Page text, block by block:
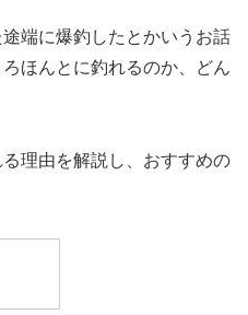
端に爆釣したとかいうお話
ほんとに釣れるのか、どん
理由を解説し、おすすめの